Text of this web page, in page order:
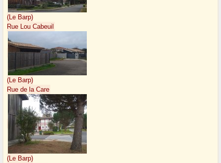
(Le Barp)
Rue Lou Cabeuil
(Le Barp)
Rue de la Care
(Le Barp)